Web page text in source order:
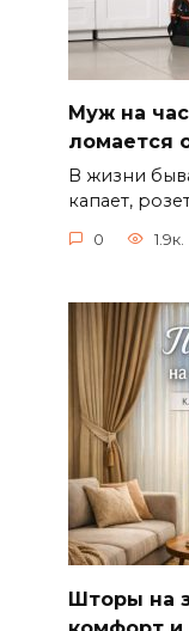
Муж на
ломается
В жизни
капает,
0 1.9к.
Шторы на